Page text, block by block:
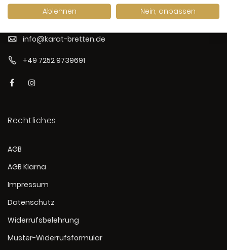
Marktplatz 16
75015 Bretten
info@karat-bretten.de
+49 7252 9739691
Rechtliches
AGB
AGB Klarna
Impressum
Datenschutz
Widerrufsbelehrung
Muster-Widerrufsformular
Ablehnen
Nein, anpassen